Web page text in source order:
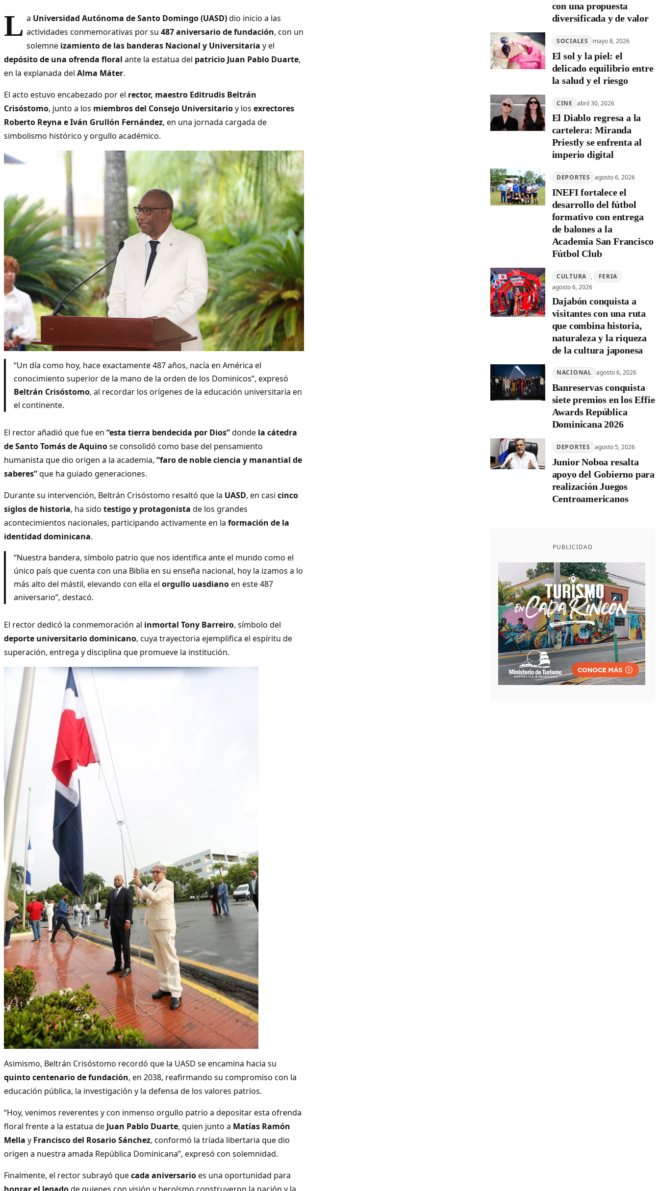
L a Universidad Autónoma de Santo Domingo (UASD)dio inicio a las
actividades conmemorativas por su 487 aniversario de fundación, con un
solemne izamiento de las banderas Nacional y Universitaria y el
depósito de una ofrenda floral ante la estatua del patricio Juan Pablo Duarte,
en la explanada del Alma Máter.
El acto estuvo encabezado por el rector, maestro Editrudis Beltrán
Crisóstomo, junto a los miembros del Consejo Universitarioy los exrectores
Roberto Reyna e Iván Grullón Fernández, en una jornada cargada de
simbolismo histórico y orgullo académico.
“Un día como hoy, hace exactamente 487 años, nacía en América el
conocimiento superior de la mano de la orden de los Dominicos”, expresó
Beltrán Crisóstomo, al recordar los orígenes de la educación universitaria en
el continente.
El rector añadió que fue en “esta tierra bendecida por Dios”donde la cátedra
de Santo Tomás de Aquinose consolidó como base del pensamiento
humanista que dio origen a la academia, “faro de noble ciencia y manantial de
saberes”que ha guiado generaciones.
Durante su intervención, Beltrán Crisóstomo resaltó que la UASD, en casi cinco
siglos de historia, ha sido testigo y protagonista de los grandes
acontecimientos nacionales, participando activamente en la formación de la
identidad dominicana.
“Nuestra bandera, símbolo patrio que nos identifica ante el mundo como el
único país que cuenta con una Biblia en su enseña nacional, hoy la izamos a lo
más alto del mástil, elevando con ella el orgullo uasdianoen este 487
aniversario”, destacó.
El rector dedicó la conmemoración al inmortal Tony Barreiro, símbolo del
deporte universitario dominicano, cuya trayectoria ejemplifica el espíritu de
superación, entrega y disciplina que promueve la institución.
Asimismo, Beltrán Crisóstomo recordó que la UASD se encamina hacia su
quinto centenario de fundación, en 2038, reafirmando su compromiso con la
educación pública, la investigación y la defensa de los valores patrios.
“Hoy, venimos reverentes y con inmenso orgullo patrio a depositar esta ofrenda
floral frente a la estatua de Juan Pablo Duarte, quien junto a Matías Ramón
Mella y Francisco del Rosario Sánchez, conformó la tríada libertaria que dio
origen a nuestra amada República Dominicana”, expresó con solemnidad.
Finalmente, el rector subrayó quecada aniversarioes una oportunidad para
con una propuesta
diversificada y de valor
SOCIALES mayo 8, 2026
El sol y la piel: el
delicado equilibrio entre
la salud y el riesgo
CINE abril 30, 2026
El Diablo regresa a la
cartelera: Miranda
Priestly se enfrenta al
imperio digital
DEPORTES agosto 6, 2026
INEFI fortalece el
desarrollo del fútbol
formativo con entrega
de balones a la
Academia San Francisco
Fútbol Club
CULTURA ,
FERIA
agosto 6, 2026
Dajabón conquista a
visitantes con una ruta
que combina historia,
naturaleza y la riqueza
de la cultura japonesa
NACIONAL agosto 6, 2026
Banreservas conquista
siete premios en los Effie
Awards República
Dominicana 2026
DEPORTES agosto 5, 2026
Junior Noboa resalta
apoyo del Gobierno para
realización Juegos
Centroamericanos
PUBLICIDAD